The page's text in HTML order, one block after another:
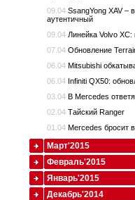
09.04 SsangYong XAV –
аутентичный
09.04 Линейка Volvo XC:
07.04 Обновление
06.04 Mitsubishi
06.04 Infiniti QX50:
03.04 В Mercedes
02.04 Тайский Ranger
01.04 Mercedes бросит
Март'2015
Февраль'2015
Январь'2015
Декабрь'2014